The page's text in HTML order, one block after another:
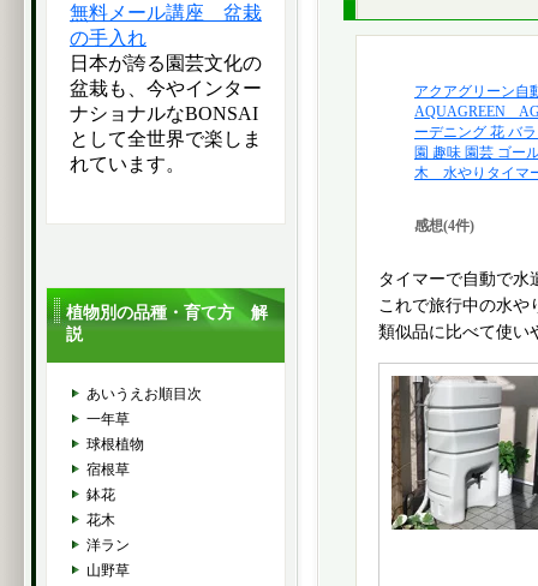
アクアグリーン自
AQUAGREEN
ーデニング 花 バ
園 趣味 園芸 ゴー
木 水やりタイマ
感想(4件)
タイマーで自動で水
これで旅行中の水や
類似品に比べて使い
無料メール講座 盆栽
の手入れ
日本が誇る園芸文化の
盆栽も、今やインター
ナショナルなBONSAI
として全世界で楽しま
れています。
植物別の品種・育て方 解
説
あいうえお順目次
一年草
球根植物
宿根草
鉢花
花木
洋ラン
山野草